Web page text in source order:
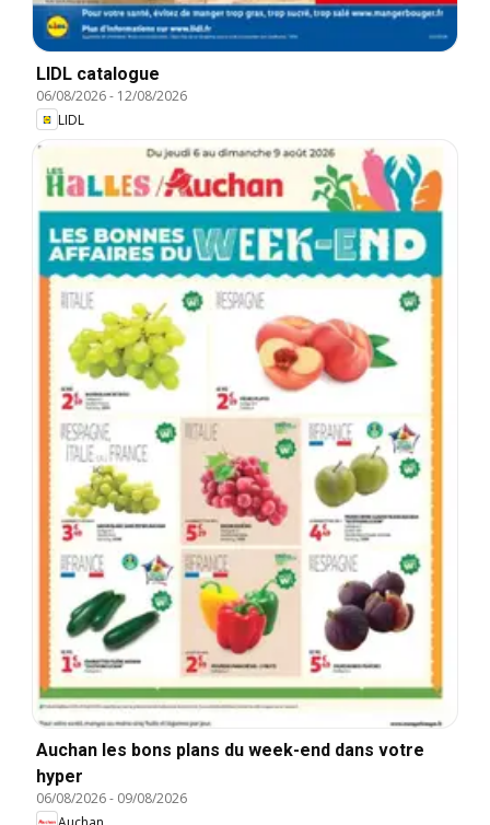
LIDL catalogue
06/08/2026- 12/08/2026
LIDL
Auchan les bons plans du week-end dans votre
hyper
06/08/2026- 09/08/2026